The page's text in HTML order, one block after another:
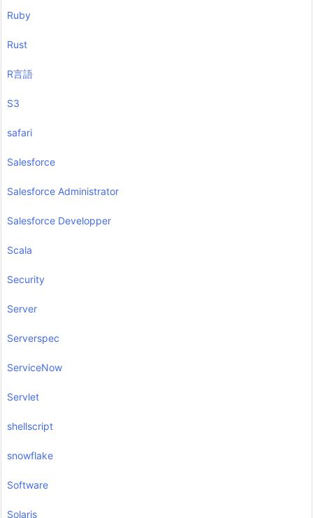
Ruby
Rust
R言語
S3
safari
Salesforce
Salesforce Administrator
Salesforce Developper
Scala
Security
Server
Serverspec
ServiceNow
Servlet
shellscript
snowflake
Software
Solaris